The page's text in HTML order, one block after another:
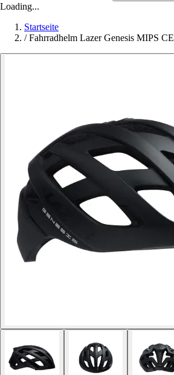
Loading...
Startseite
/ Fahrradhelm Lazer Genesis MIPS CE